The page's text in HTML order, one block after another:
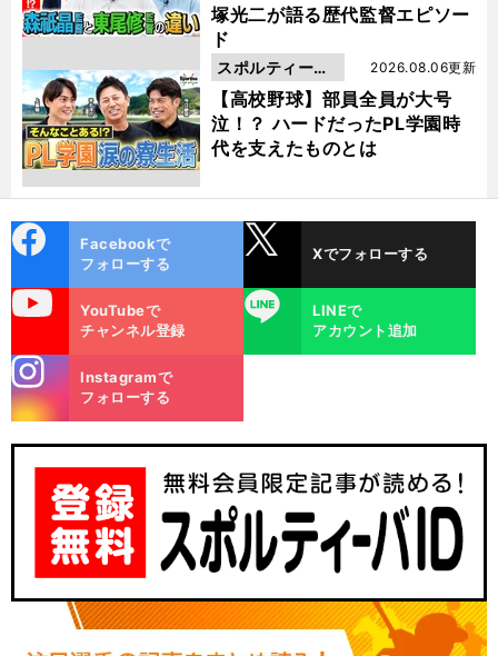
塚光二が語る歴代監督エピソー
ド
【高校野球】部員全員が大号
泣！？ ハードだったPL学園時
代を支えたものとは
2026.08.06更新
スポルティーバ
動画
ok
Facebookで
フォローする
Xでフォローする
YouTubeで
チャンネル登録
LINE
LINEで
アカウント追加
m
Instagramで
フォローする